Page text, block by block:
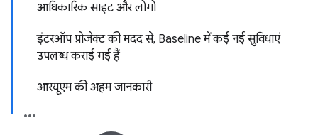
आधिकारिक साइट और लोगो
इंटरऑप प्रोजेक्ट की मदद से, Baseline में कई नई सुविधाएं
उपलब्ध कराई गई हैं
आरयूएम की अहम जानकारी